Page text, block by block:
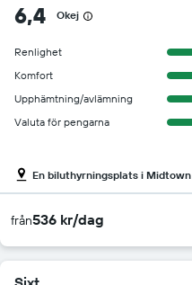
6,4 Okej
Renlighet
Komfort
Upphämtning/avlämning
Valuta för pengarna
En biluthyrningsplats i Midtown
från536 kr/dag